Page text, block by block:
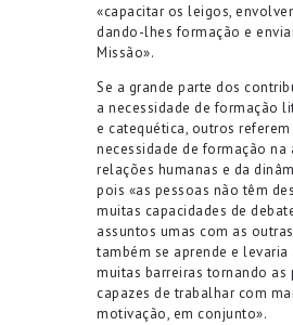
«capacitar os leigos,
dando-lhes formação e
Missão».
Se a grande parte dos
a necessidade de formação
e catequética, outros referem
necessidade de formação na
relações humanas e da
pois «as pessoas não têm
muitas capacidades de
assuntos umas com as
também se aprende e levaria
muitas barreiras tornando as
capazes de trabalhar com
motivação, em conjunto».